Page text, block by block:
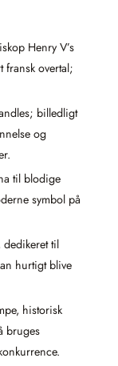
Henry V’s
fransk overtal;
billedligt
og
til blodige
symbol på
dedikeret til
hurtigt blive
historisk
bruges